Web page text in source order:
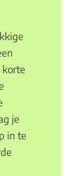
je
in te